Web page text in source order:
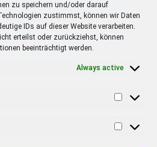
zu speichern und/oder darauf
zustimmst, können wir Daten
IDs auf dieser Website verarbeiten.
erteilst oder zurückziehst, können
beeinträchtigt werden.
Always active
ago
Moderatorin
Sie Spaß?”